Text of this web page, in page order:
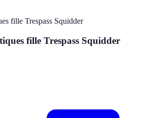
fille Trespass Squidder